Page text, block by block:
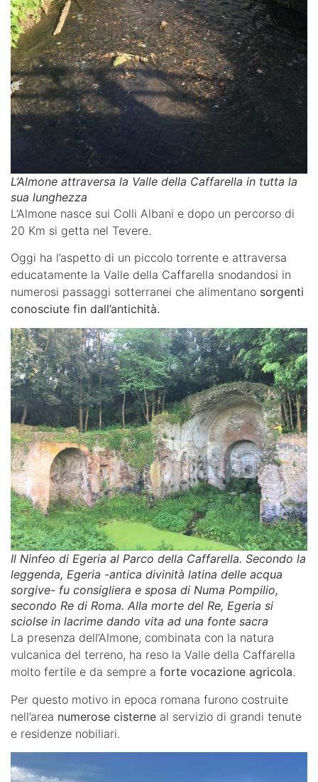
L’Almone attraversa la Valle della Caffarella in tutta la
sua lunghezza
L’Almone nasce sui Colli Albani e dopo un percorso di
20 Km si getta nel Tevere.
Oggi ha l’aspetto di un piccolo torrente e attraversa
educatamente la Valle della Caffarella snodandosi in
numerosi passaggi sotterranei che alimentano sorgenti
conosciute fin dall’antichità.
Il Ninfeo di Egeria al Parco della Caffarella. Secondo la
leggenda, Egeria -antica divinità latina delle acqua
sorgive- fu consigliera e sposa di Numa Pompilio,
secondo Re di Roma. Alla morte del Re, Egeria si
sciolse in lacrime dando vita ad una fonte sacra
La presenza dell’Almone, combinata con la natura
vulcanica del terreno, ha reso la Valle della Caffarella
molto fertile e da sempre a forte vocazione agricola.
Per questo motivo in epoca romana furono costruite
nell’area numerose cisterne al servizio di grandi tenute
e residenze nobiliari.